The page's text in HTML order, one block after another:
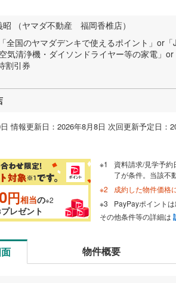
昭 （ヤマダ不動産 福岡香椎店）
全国のヤマダデンキで使えるポイント」or
気清浄機・ダイソンドライヤー等の家電」
割引券
情報更新日：2026年8月8日 次回更新予定日：
円相当の※2
プレゼント
資料請求/見学予
了が条件。当該不
成約した物件価格
PayPayポイント
その他条件等の詳細は
物件概要